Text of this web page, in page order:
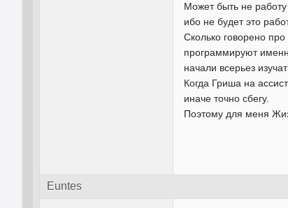
Может быть не
ибо не будет это
Сколько говорено
программируют
начали всерьез
Когда Гриша на
иначе точно сбегу.
Поэтому для меня
Euntes